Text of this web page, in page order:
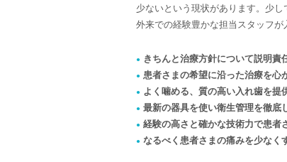
少ないという現状があります。少
外来での経験豊かな担当スタッフが
● きちんと治療方針について説明責
● 患者さまの希望に沿った治療を心
● よく噛める、質の高い入れ歯を提
● 最新の器具を使い衛生管理を徹底
● 経験の高さと確かな技術力で患者
● なるべく患者さまの痛みを少なく